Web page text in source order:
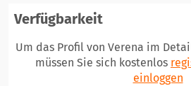
Verfügbarkeit
Um das Profil von Verena im
müssen Sie sich kostenlos
einloggen